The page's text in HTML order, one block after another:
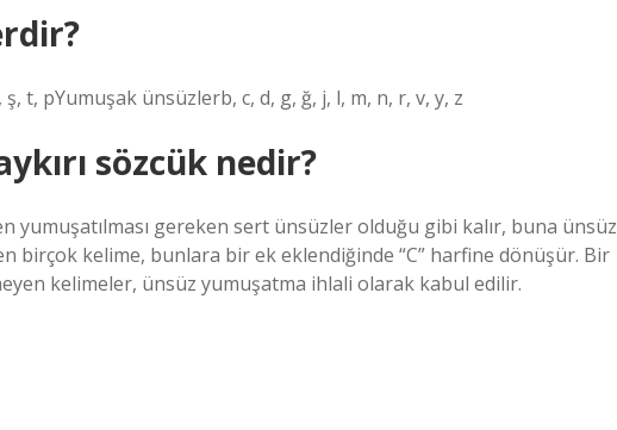
t, pYumuşak ünsüzlerb, c, d, g, ğ, j, l, m, n, r, v, y, z
sözcük nedir?
yumuşatılması gereken sert ünsüzler olduğu gibi kalır, buna ünsüz
birçok kelime, bunlara bir ek eklendiğinde “C” harfine dönüşür. Bir
kelimeler, ünsüz yumuşatma ihlali olarak kabul edilir.